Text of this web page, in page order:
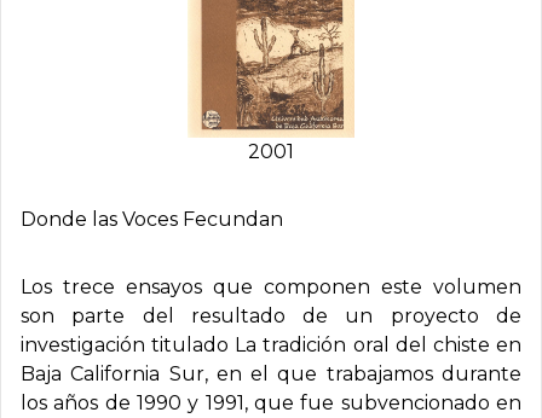
2001
Donde las Voces Fecundan
Los trece ensayos que componen este volumen
son parte del resultado de un proyecto de
investigación titulado La tradición oral del chiste en
Baja California Sur, en el que trabajamos durante
los años de 1990 y 1991, que fue subvencionado en